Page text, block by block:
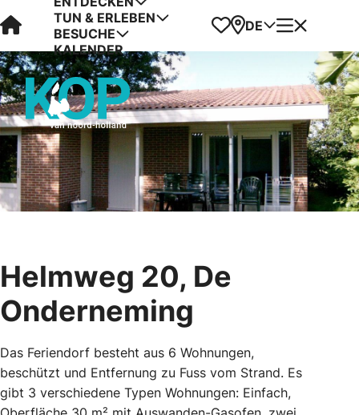
Visit Kop van Holland
TUN & ERLEBEN
BESUCHE
KALENDER
Favoriten
Karte
DE Menü
Helmweg 20, De
Onderneming
Das Feriendorf besteht aus 6 Wohnungen,
beschützt und Entfernung zu Fuss vom Strand. Es
gibt 3 verschiedene Typen Wohnungen: Einfach,